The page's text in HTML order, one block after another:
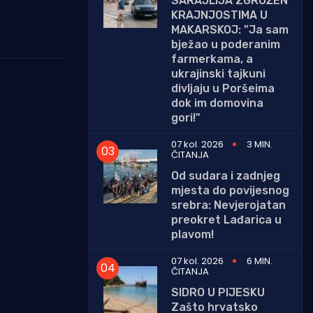
KRAJNJOSTIMA U
MAKARSKOJ: "Ja sam
bježao u poderanim
farmerkama, a
ukrajinski tajkuni
divljaju u Poršeima
dok im domovina
gori!"
07 kol. 2026
3 MIN.
ČITANJA
Od sudara i zadnjeg
mjesta do povijesnog
srebra: Nevjerojatan
preokret Lađarica u
plavom!
07 kol. 2026
6 MIN.
ČITANJA
SIDRO U PIJESKU
Zašto hrvatsko